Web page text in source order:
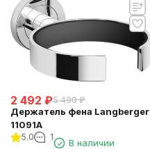
2 492 ₽5 490 ₽
Держатель фена Langberger
11091A
5.0 1
В наличии